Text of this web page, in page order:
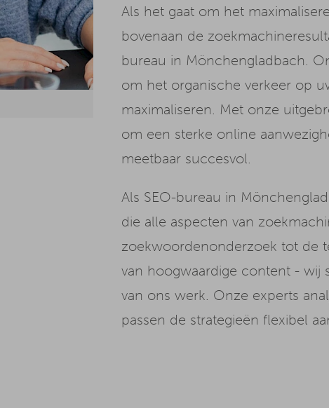
Als het gaat om het
bovenaan de
bureau in Mönchengladbach.
om het organische verkeer op
maximaliseren. Met onze
om een sterke online
meetbaar succesvol.
Als SEO-bureau in
die alle aspecten van
zoekwoordenonderzoek tot de
van hoogwaardige content - wij
van ons werk. Onze experts
passen de strategieën flexibel